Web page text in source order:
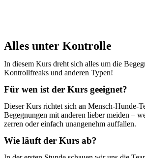
Alles unter Kontrolle
In diesem Kurs dreht sich alles um die
Kontrollfreaks und anderen Typen!
Für wen ist der Kurs geeignet?
Dieser Kurs richtet sich an Mensch-Hunde-
Begegnungen mit anderen lieber meiden –
zerren oder einfach unangenehm auffallen.
Wie läuft der Kurs ab?